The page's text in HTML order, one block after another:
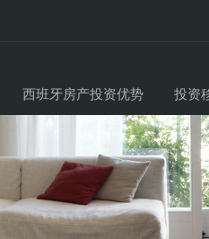
西班牙房产投资优势 投资